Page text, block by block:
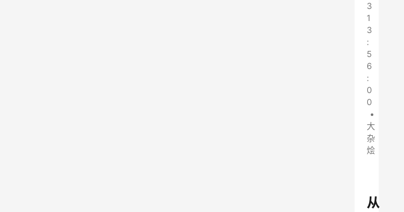
3
1
3
:
5
6
:
0
0
•
大
杂
烩
从